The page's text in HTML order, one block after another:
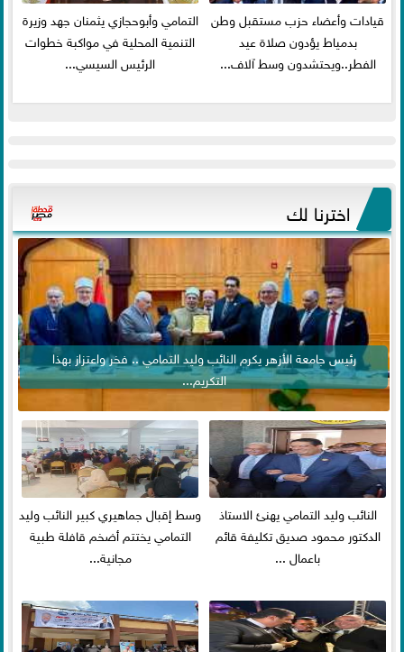
قيادات وأعضاء حزب مستقبل وطن
بدمياط يؤدون صلاة عيد
الفطر..ويحتشدون وسط آلاف...
التمامي وأبوحجازي يثمنان جهد وزيرة
التنمية المحلية في مواكبة خطوات
الرئيس السيسي...
اخترنا لك
رئيس جامعة الأزهر يكرم النائب وليد التمامي .. فخر واعتزاز بهذا
التكريم...
النائب وليد التمامي يهنئ الاستاذ
الدكتور محمود صديق تكليفة قائم
باعمال ...
وسط إقبال جماهيري كبير النائب وليد
التمامي يختتم أضخم قافلة طبية
مجانية...